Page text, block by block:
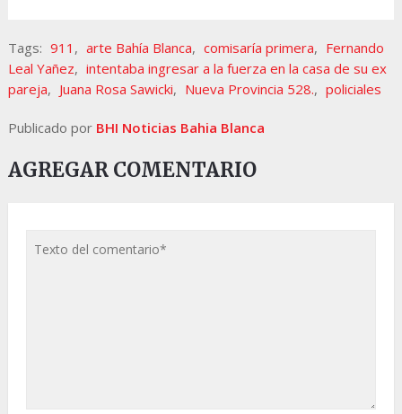
Tags: 911 , arte Bahía Blanca, comisaría primera, Fernando
Leal Yañez, intentaba ingresar a la fuerza en la casa de su ex
pareja, Juana Rosa Sawicki, Nueva Provincia 528., policiales
Publicado por BHI Noticias Bahia Blanca
AGREGAR COMENTARIO